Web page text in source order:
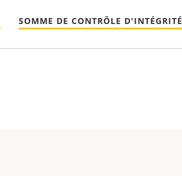
SOMME DE CONTRÔLE D'INTÉGRITÉ